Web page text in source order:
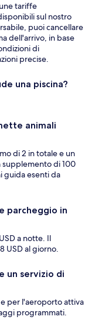
tariffe
sul nostro
puoi cancellare
dell'arrivo, in base
di
precise.
una piscina?
animali
di 2 in totale e un
supplemento di 100
guida esenti da
parcheggio in
a notte. Il
USD al giorno.
un servizio di
per l'aeroporto attiva
programmati.